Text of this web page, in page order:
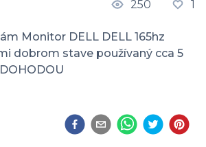
Monitor DELL DELL 165hz
dobrom stave používaný cca 5
250 1